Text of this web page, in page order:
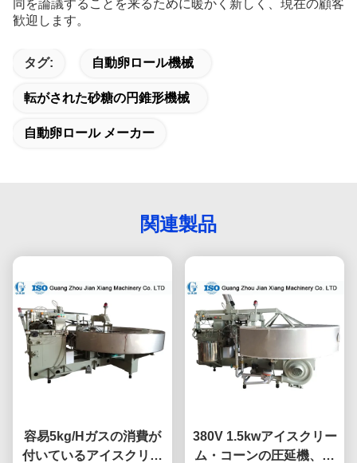
同を論議することを来るために暖かく新しく、現在の顧客
歓迎します。
タグ: 自動卵ロール機械
転がされた砂糖の円錐形機械
自動卵ロール メーカー
関連製品
容易5kg/Hガスの消費が
付いているアイスクリー
380V 1.5kwアイスクリー
ム・コーンの圧延機、機